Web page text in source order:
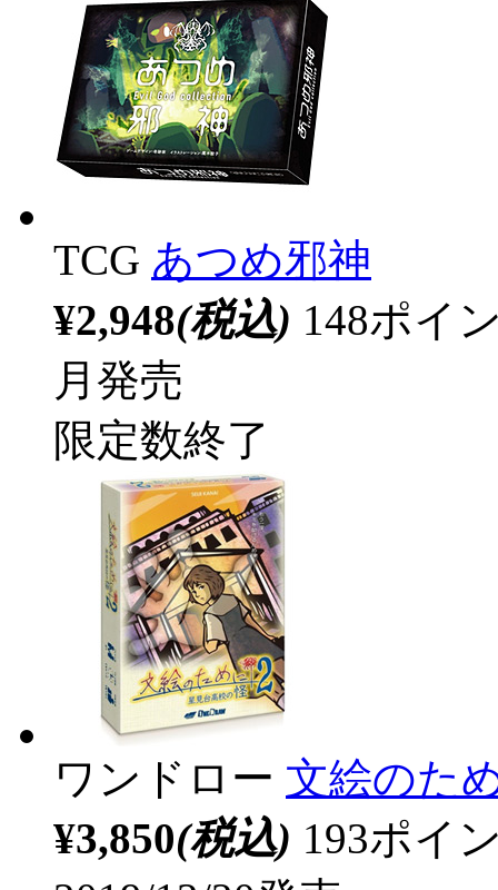
TCG あつめ邪神
¥2,948(税込) 148ポイ
月発売
限定数終了
ワンドロー 文絵のた
¥3,850(税込) 193ポイ